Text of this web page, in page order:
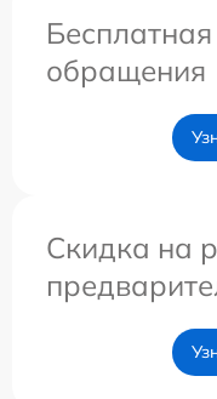
обращения
Скидка на